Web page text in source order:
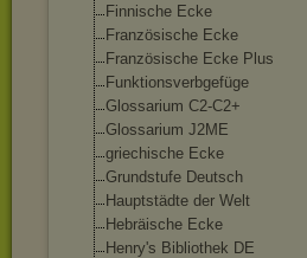
Finnische Ecke
Französische Ecke
Französische Ecke Plus
Funktionsverbgefüge
Glossarium C2-C2+
Glossarium J2ME
griechische Ecke
Grundstufe Deutsch
Hauptstädte der Welt
Hebräische Ecke
Henry's Bibliothek DE